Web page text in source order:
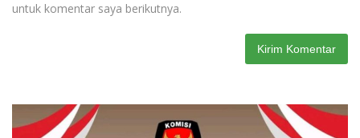
untuk komentar saya berikutnya.